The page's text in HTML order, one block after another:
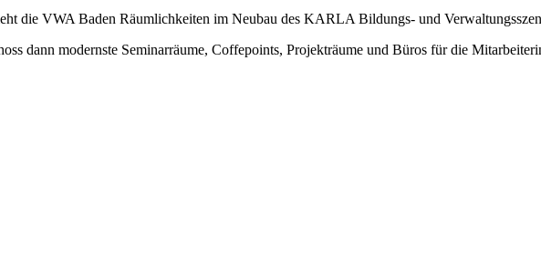
die VWA Baden Räumlichkeiten im Neubau des KARLA Bildungs- und
dann modernste Seminarräume, Coffepoints, Projekträume und Büros für die